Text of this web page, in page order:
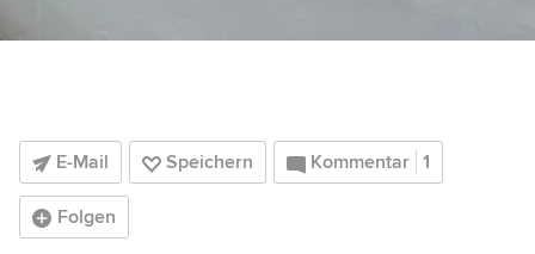
E-Mail Speichern Kommentar 1
Folgen